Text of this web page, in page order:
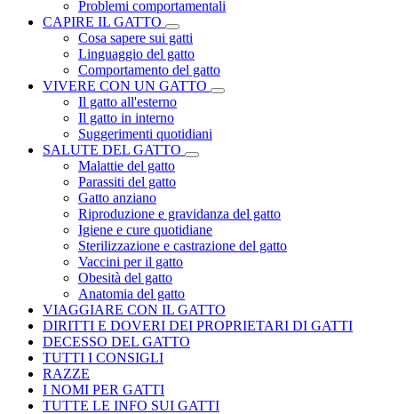
Problemi comportamentali
CAPIRE IL GATTO
Cosa sapere sui gatti
Linguaggio del gatto
Comportamento del gatto
VIVERE CON UN GATTO
Il gatto all'esterno
Il gatto in interno
Suggerimenti quotidiani
SALUTE DEL GATTO
Malattie del gatto
Parassiti del gatto
Gatto anziano
Riproduzione e gravidanza del gatto
Igiene e cure quotidiane
Sterilizzazione e castrazione del gatto
Vaccini per il gatto
Obesità del gatto
Anatomia del gatto
VIAGGIARE CON IL GATTO
DIRITTI E DOVERI DEI PROPRIETARI DI GATTI
DECESSO DEL GATTO
TUTTI I CONSIGLI
RAZZE
I NOMI PER GATTI
TUTTE LE INFO SUI GATTI